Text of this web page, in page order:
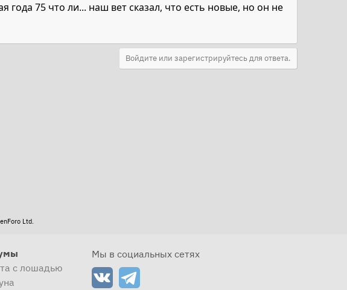
75 что ли... наш вет сказал, что есть новые, но он не
Войдите или зарегистрируйтесь для ответа.
Ltd.
с лошадью
Мы в социальных сетях